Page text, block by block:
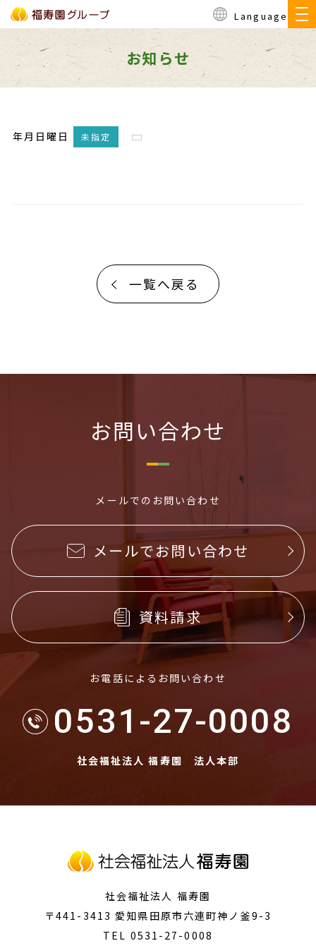
Language
お知らせ
年月日曜日 未指定
一覧へ戻る
お問い合わせ
メールでのお問い合わせ
メールでお問い合わせ
資料請求
お電話によるお問い合わせ
0531-27-0008
社会福祉法人 福寿園 法人本部
社会福祉法人 福寿園
〒441-3413 愛知県田原市 六連町神ノ釜9-3
TEL 0531-27-0008